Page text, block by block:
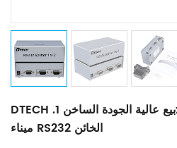
DTECH .بيع عالية الجودة الساخن 1x2 1 المدخلات 2 الناتج 2
ميناء RS232 الخائن